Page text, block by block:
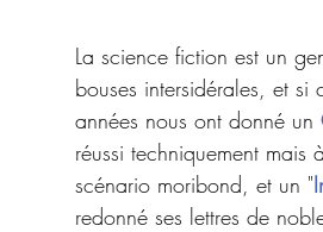
La science fiction est un
bouses intersidérales, et si
années nous ont donné un
réussi techniquement mais
scénario moribond, et un "
redonné ses lettres de